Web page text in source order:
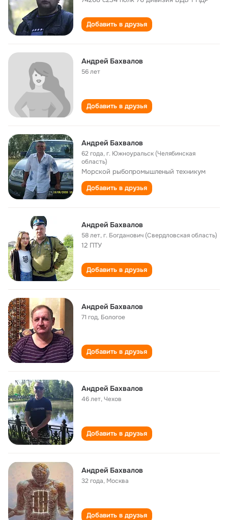
Добавить в друзья
Андрей Бахвалов
56 лет
Добавить в друзья
Андрей Бахвалов
62 года,г. Южноуральск (Челябинская
область)
Морской рыбопромышленый техникум
Добавить в друзья
Андрей Бахвалов
58 лет,г. Богданович (Свердловская область)
12 ПТУ
Добавить в друзья
Андрей Бахвалов
71 год, Бологое
Добавить в друзья
Андрей Бахвалов
46 лет,Чехов
Добавить в друзья
Андрей Бахвалов
32 года, Москва
Добавить в друзья